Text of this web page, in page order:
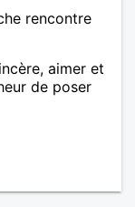
rencontre
aimer et
de poser